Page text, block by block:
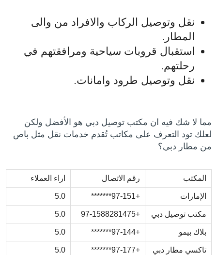
نقل وتوصيل الركاب والافراد من والى
المطار.
استقبال قروبات سياحية ومرافقتهم في
رحلتهم.
نقل وتوصيل طرود وامانات.
مما لا شك فيه ان مكتب توصيل دبي هو الأفضل ولكن
لعلك تود التعرف على مكاتب تُقدم خدمات نقل مثل باص
من مطار دبي؟
المكتب رقم الاتصال اراء العملاء
الإمارات +97-151*******
5.0
مكتب توصيل دبي +97-1588281475
5.0
بلاك بيمو +97-144*******
5.0
تاكسي مطار دبي +97-177*******
5.0